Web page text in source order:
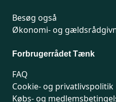
Besøg også
Økonomi- og
Forbrugerrådet Tænk
FAQ
Cookie- og privatlivspolitik
Købs- og